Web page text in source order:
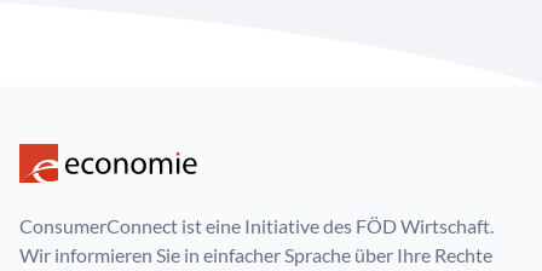
ConsumerConnect ist eine Initiative des FÖD Wirtschaft.
Wir informieren Sie in einfacher Sprache über Ihre Rechte